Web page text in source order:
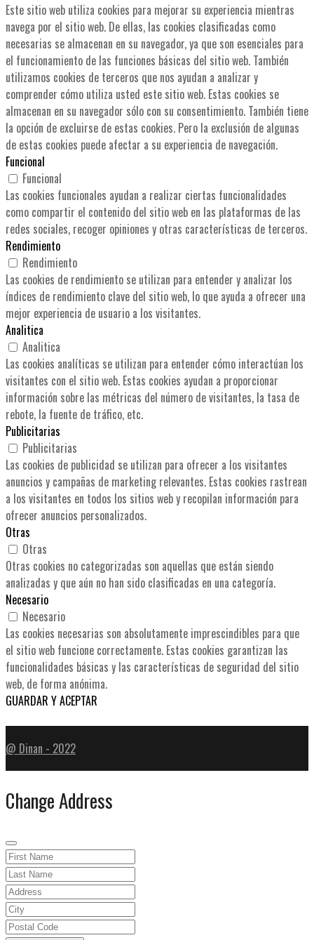
Este sitio web utiliza cookies para mejorar su experiencia mientras
navega por el sitio web. De ellas, las cookies clasificadas como
necesarias se almacenan en su navegador, ya que son esenciales para
el funcionamiento de las funciones básicas del sitio web. También
utilizamos cookies de terceros que nos ayudan a analizar y
comprender cómo utiliza usted este sitio web. Estas cookies se
almacenan en su navegador sólo con su consentimiento. También tiene
la opción de excluirse de estas cookies. Pero la exclusión de algunas
de estas cookies puede afectar a su experiencia de navegación.
Funcional
Funcional
Las cookies funcionales ayudan a realizar ciertas funcionalidades
como compartir el contenido del sitio web en las plataformas de las
redes sociales, recoger opiniones y otras características de terceros.
Rendimiento
Rendimiento
Las cookies de rendimiento se utilizan para entender y analizar los
índices de rendimiento clave del sitio web, lo que ayuda a ofrecer una
mejor experiencia de usuario a los visitantes.
Analitica
Analitica
Las cookies analíticas se utilizan para entender cómo interactúan los
visitantes con el sitio web. Estas cookies ayudan a proporcionar
información sobre las métricas del número de visitantes, la tasa de
rebote, la fuente de tráfico, etc.
Publicitarias
Publicitarias
Las cookies de publicidad se utilizan para ofrecer a los visitantes
anuncios y campañas de marketing relevantes. Estas cookies rastrean
a los visitantes en todos los sitios web y recopilan información para
ofrecer anuncios personalizados.
Otras
Otras
Otras cookies no categorizadas son aquellas que están siendo
analizadas y que aún no han sido clasificadas en una categoría.
Necesario
Necesario
Las cookies necesarias son absolutamente imprescindibles para que
el sitio web funcione correctamente. Estas cookies garantizan las
funcionalidades básicas y las características de seguridad del sitio
web, de forma anónima.
GUARDAR Y ACEPTAR
@ Dinan - 2022
Change Address